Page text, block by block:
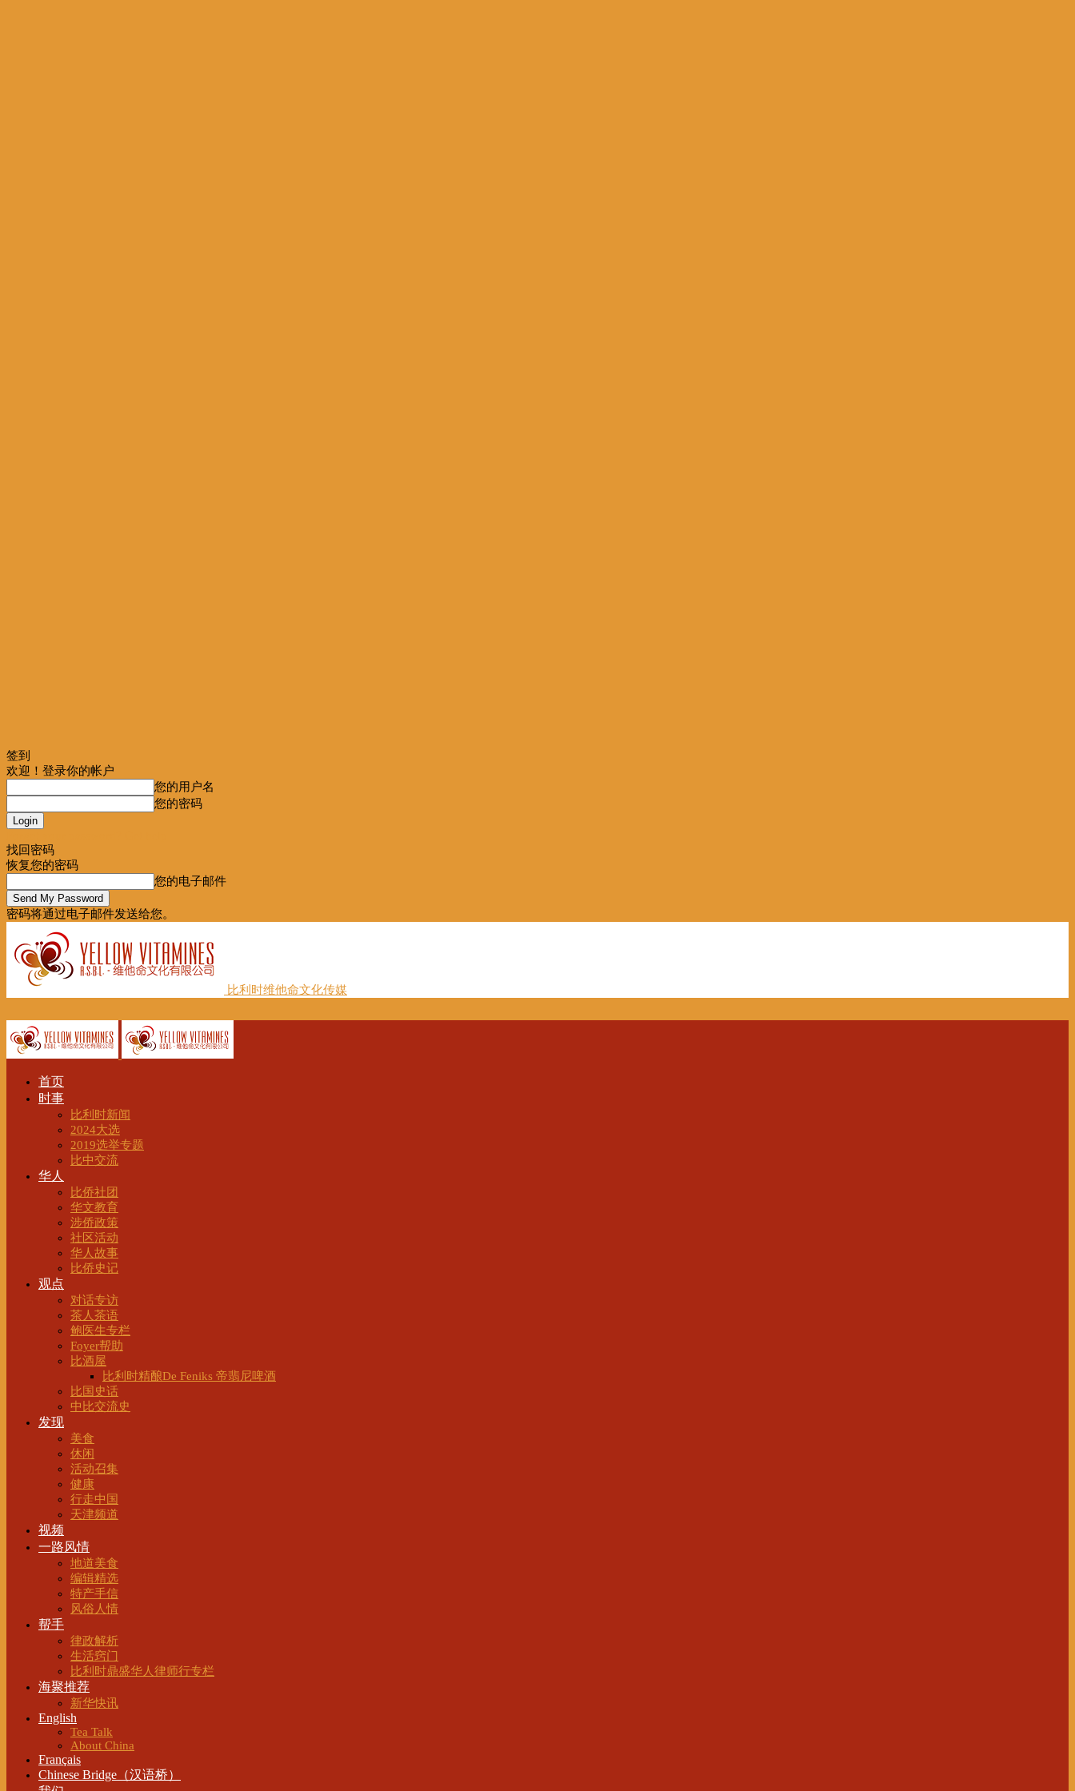
签到
欢迎！登录你的帐户
您的用户名
您的密码
找回密码
恢复您的密码
您的电子邮件
密码将通过电子邮件发送给您。
比利时维他命文化传媒
首页
时事
比利时新闻
2024大选
2019选举专题
比中交流
华人
比侨社团
华文教育
涉侨政策
社区活动
华人故事
比侨史记
观点
对话专访
茶人茶语
鲍医生专栏
Foyer帮助
比酒屋
比利时精酿De Feniks 帝翡尼啤酒
比国史话
中比交流史
发现
美食
休闲
活动召集
健康
行走中国
天津频道
视频
一路风情
地道美食
编辑精选
特产手信
风俗人情
帮手
律政解析
生活窍门
比利时鼎盛华人律师行专栏
海聚推荐
新华快讯
English
Tea Talk
About China
Français
Chinese Bridge（汉语桥）